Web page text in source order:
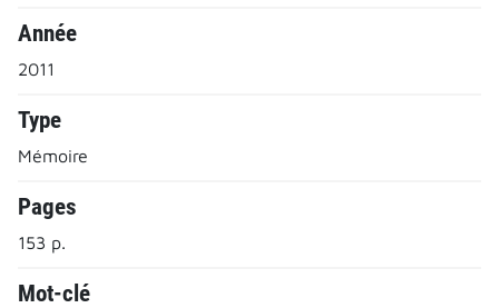
Année
2011
Type
Mémoire
Pages
153 p.
Mot-clé